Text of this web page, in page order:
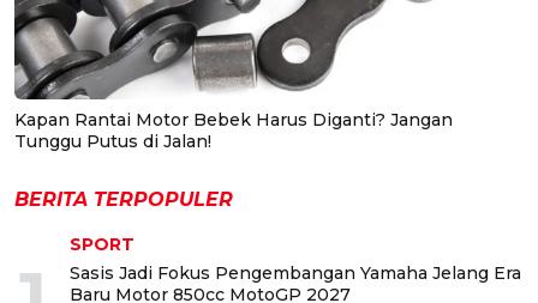
Kapan Rantai Motor Bebek Harus Diganti? Jangan
Tunggu Putus di Jalan!
BERITA TERPOPULER
SPORT
Sasis Jadi Fokus Pengembangan Yamaha Jelang Era
Baru Motor 850cc MotoGP 2027